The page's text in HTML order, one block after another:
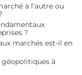
à l’autre ou
?
marchés est-il en
à